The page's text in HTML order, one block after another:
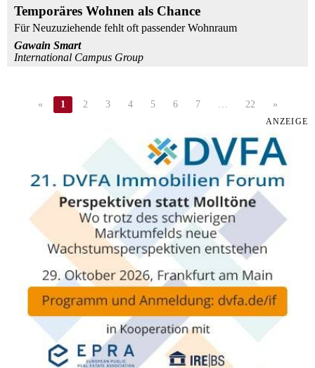
Temporäres Wohnen als Chance
Für Neuzuziehende fehlt oft passender Wohnraum
Gawain Smart
International Campus Group
« 1 2 3 4 5 6 7 … 22 »
ANZEIGE